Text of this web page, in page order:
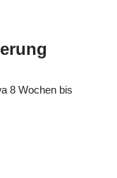
8 Wochen bis